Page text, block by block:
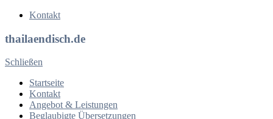
Kontakt
thailaendisch.de
Schließen
Startseite
Kontakt
Angebot & Leistungen
Beglaubigte Übersetzungen